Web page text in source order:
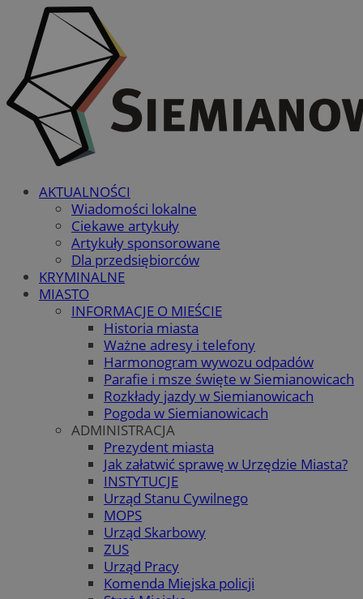
AKTUALNOŚCI
Wiadomości lokalne
Ciekawe artykuły
Artykuły sponsorowane
Dla przedsiębiorców
KRYMINALNE
MIASTO
INFORMACJE O MIEŚCIE
Historia miasta
Ważne adresy i telefony
Harmonogram wywozu odpadów
Parafie i msze święte w Siemianowicach
Rozkłady jazdy w Siemianowicach
Pogoda w Siemianowicach
ADMINISTRACJA
Prezydent miasta
Jak załatwić sprawę w Urzędzie Miasta?
INSTYTUCJE
Urząd Stanu Cywilnego
MOPS
Urząd Skarbowy
ZUS
Urząd Pracy
Komenda Miejska policji